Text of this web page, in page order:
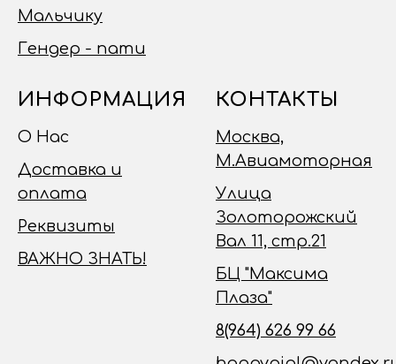
Мальчику
Гендер - пати
ИНФОРМАЦИЯ
О Нас
Доставка и
оплата
Реквизиты
ВАЖНО ЗНАТЬ!
КОНТАКТЫ
Москва,
М.Авиамоторная
Улица
Золоторожский
Вал 11, стр.21
БЦ "Максима
Плаза"
8(964) 626 99 66